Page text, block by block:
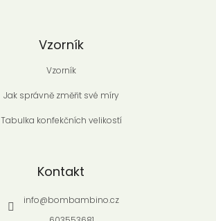
Vzorník
Vzorník
Jak správně změřit své míry
Tabulka konfekčních velikostí
Kontakt
info@bombambino.cz